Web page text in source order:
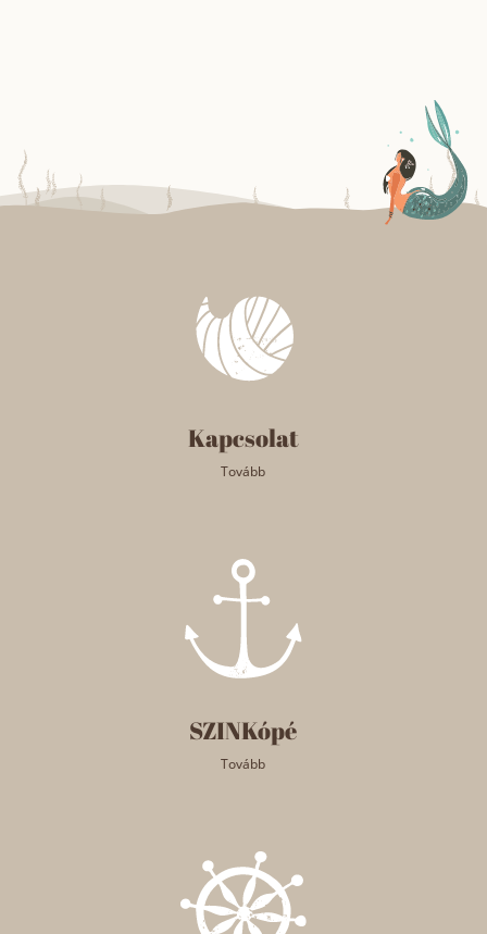
Kapcsolat
Tovább
SZINKópé
Tovább